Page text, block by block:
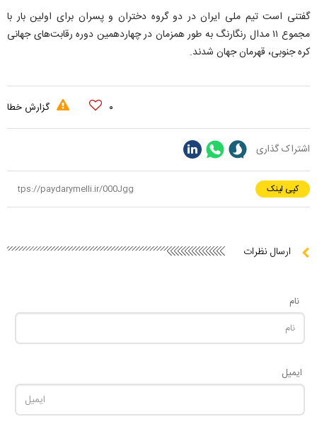
گفتنی است تیم ملی ایران در دو گروه دختران و پسران برای اولین بار با
مجموع ۱۱ مدال رنگارنگ به طور همزمان در چهاردهمین دوره رقابت‌های جهانی
کره جنوبی، قهرمان جهان شدند.
۰ گزارش خطا
اشتراک گذاری
کپی لینک
ارسال نظرات
نام
ایمیل